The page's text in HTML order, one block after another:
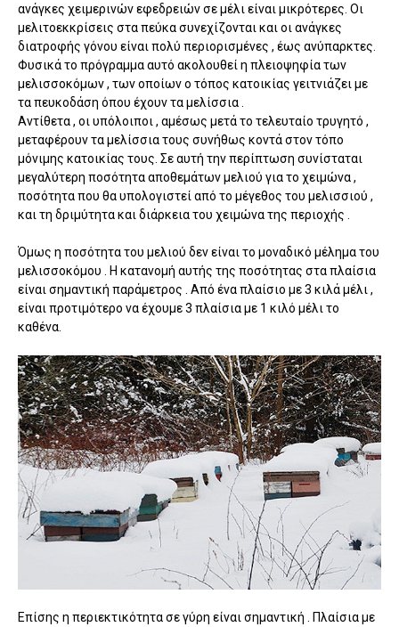
ανάγκες χειμερινών εφεδρειών σε μέλι είναι μικρότερες. Οι
μελιτοεκκρίσεις στα πεύκα συνεχίζονται και οι ανάγκες
διατροφής γόνου είναι πολύ περιορισμένες , έως ανύπαρκτες.
Φυσικά το πρόγραμμα αυτό ακολουθεί η πλειοψηφία των
μελισσοκόμων , των οποίων ο τόπος κατοικίας γειτνιάζει με
τα πευκοδάση όπου έχουν τα μελίσσια .
Αντίθετα , οι υπόλοιποι , αμέσως μετά το τελευταίο τρυγητό ,
μεταφέρουν τα μελίσσια τους συνήθως κοντά στον τόπο
μόνιμης κατοικίας τους. Σε αυτή την περίπτωση συνίσταται
μεγαλύτερη ποσότητα αποθεμάτων μελιού για το χειμώνα ,
ποσότητα που θα υπολογιστεί από το μέγεθος του μελισσιού ,
και τη δριμύτητα και διάρκεια του χειμώνα της περιοχής .
Όμως η ποσότητα του μελιού δεν είναι το μοναδικό μέλημα του
μελισσοκόμου . Η κατανομή αυτής της ποσότητας στα πλαίσια
είναι σημαντική παράμετρος . Από ένα πλαίσιο με 3 κιλά μέλι ,
είναι προτιμότερο να έχουμε 3 πλαίσια με 1 κιλό μέλι το
καθένα.
Επίσης η περιεκτικότητα σε γύρη είναι σημαντική . Πλαίσια με